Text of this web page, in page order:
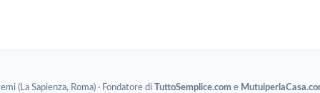
(La Sapienza, Roma) · Fondatore di TuttoSemplice.com e